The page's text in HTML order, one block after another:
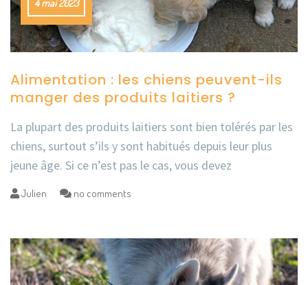
4 mai 2023
Alimentation : les chiens peuvent-ils
manger des produits laitiers ?
La plupart des produits laitiers sont bien tolérés par les
chiens, surtout s’ils y sont habitués depuis leur plus
jeune âge. Si ce n’est pas le cas, vous devez
Julien no comments